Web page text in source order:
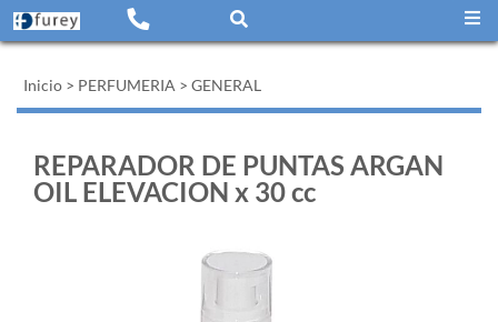
Inicio > PERFUMERIA > GENERAL
REPARADOR DE PUNTAS ARGAN
OIL ELEVACION x 30 cc